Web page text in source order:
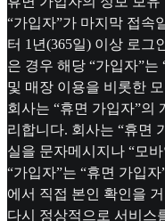
“가입자”가 마지막 접속
터 1년(365일) 이상 로그
은 경우 해당 “가입자”
및 매장 이용을 비롯한
회사는 “휴면 가입자”의
리합니다. 회사는 “휴면
실을 문자메시지나 “모
“가입자”는 “휴면 가입
에서 직접 본인 확인을
다시 정상적으로 서비스